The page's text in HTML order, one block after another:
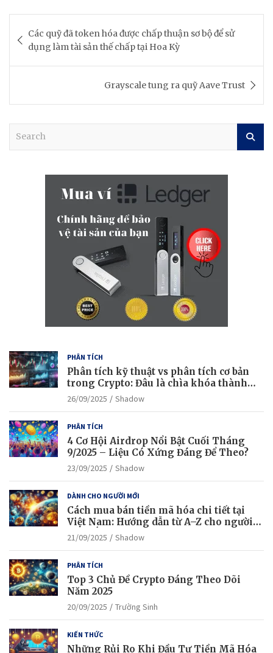
navigation
Các quỹ đã token hóa được chấp thuận sơ bộ để sử
dụng làm tài sản thế chấp tại Hoa Kỳ
Grayscale tung ra quỹ Aave Trust
PHÂN TÍCH
Phân tích kỹ thuật vs phân tích cơ bản
trong Crypto: Đâu là chìa khóa thành
công?
26/09/2025 Shadow
PHÂN TÍCH
4 Cơ Hội Airdrop Nổi Bật Cuối Tháng
9/2025 – Liệu Có Xứng Đáng Để Theo?
23/09/2025 Shadow
DÀNH CHO NGƯỜI MỚI
Cách mua bán tiền mã hóa chi tiết tại
Việt Nam: Hướng dẫn từ A–Z cho người
mới bắt đầu
21/09/2025 Shadow
PHÂN TÍCH
Top 3 Chủ Đề Crypto Đáng Theo Dõi
Năm 2025
20/09/2025 Trường Sinh
KIẾN THỨC
Những Rủi Ro Khi Đầu Tư Tiền Mã Hóa